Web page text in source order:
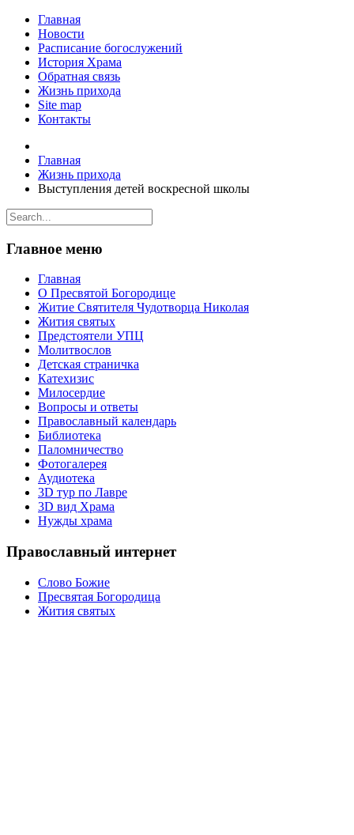
Главная
Новости
Расписание богослужений
История Храма
Обратная связь
Жизнь прихода
Site map
Контакты
Главная
Жизнь прихода
Выступления детей воскресной школы
Главное меню
Главная
О Пресвятой Богородице
Житие Святителя Чудотворца Николая
Жития святых
Предстоятели УПЦ
Молитвослов
Детская страничка
Катехизис
Милосердие
Вопросы и ответы
Православный календарь
Библиотека
Паломничество
Фотогалерея
Аудиотека
3D тур по Лавре
3D вид Храма
Нужды храма
Православный интернет
Слово Божие
Пресвятая Богородица
Жития святых